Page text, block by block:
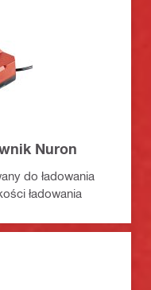
Nuron
do ładowania
ładowania